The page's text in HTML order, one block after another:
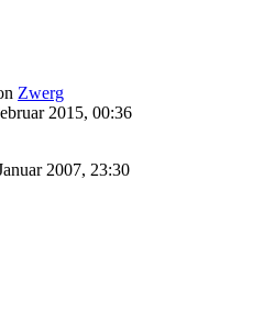
Zwerg
2015, 00:36
2007, 23:30